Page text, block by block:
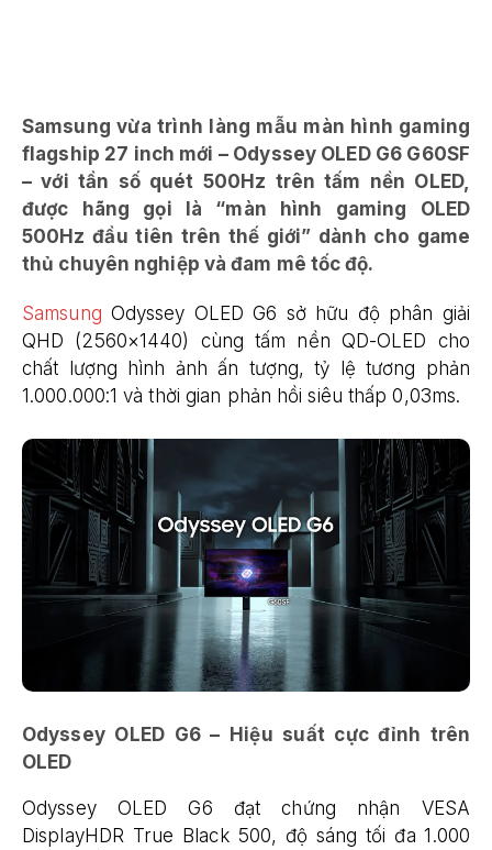
Samsung vừa trình làng mẫu màn hình gaming
flagship 27 inch mới – Odyssey OLED G6 G60SF
– với tần số quét 500Hz trên tấm nền OLED,
được hãng gọi là “màn hình gaming OLED
500Hz đầu tiên trên thế giới” dành cho game
thủ chuyên nghiệp và đam mê tốc độ.
Samsung Odyssey OLED G6 sở hữu độ phân giải
QHD (2560×1440) cùng tấm nền QD-OLED cho
chất lượng hình ảnh ấn tượng, tỷ lệ tương phản
1.000.000:1 và thời gian phản hồi siêu thấp 0,03ms.
Odyssey OLED G6 – Hiệu suất cực đỉnh trên
OLED
Odyssey OLED G6 đạt chứng nhận VESA
DisplayHDR True Black 500, độ sáng tối đa 1.000